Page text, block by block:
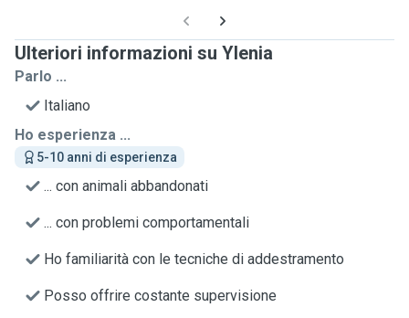
Ulteriori informazioni su Ylenia
Parlo ...
Italiano
Ho esperienza ...
5-10 anni di esperienza
... con animali abbandonati
... con problemi comportamentali
Ho familiarità con le tecniche di addestramento
Posso offrire costante supervisione